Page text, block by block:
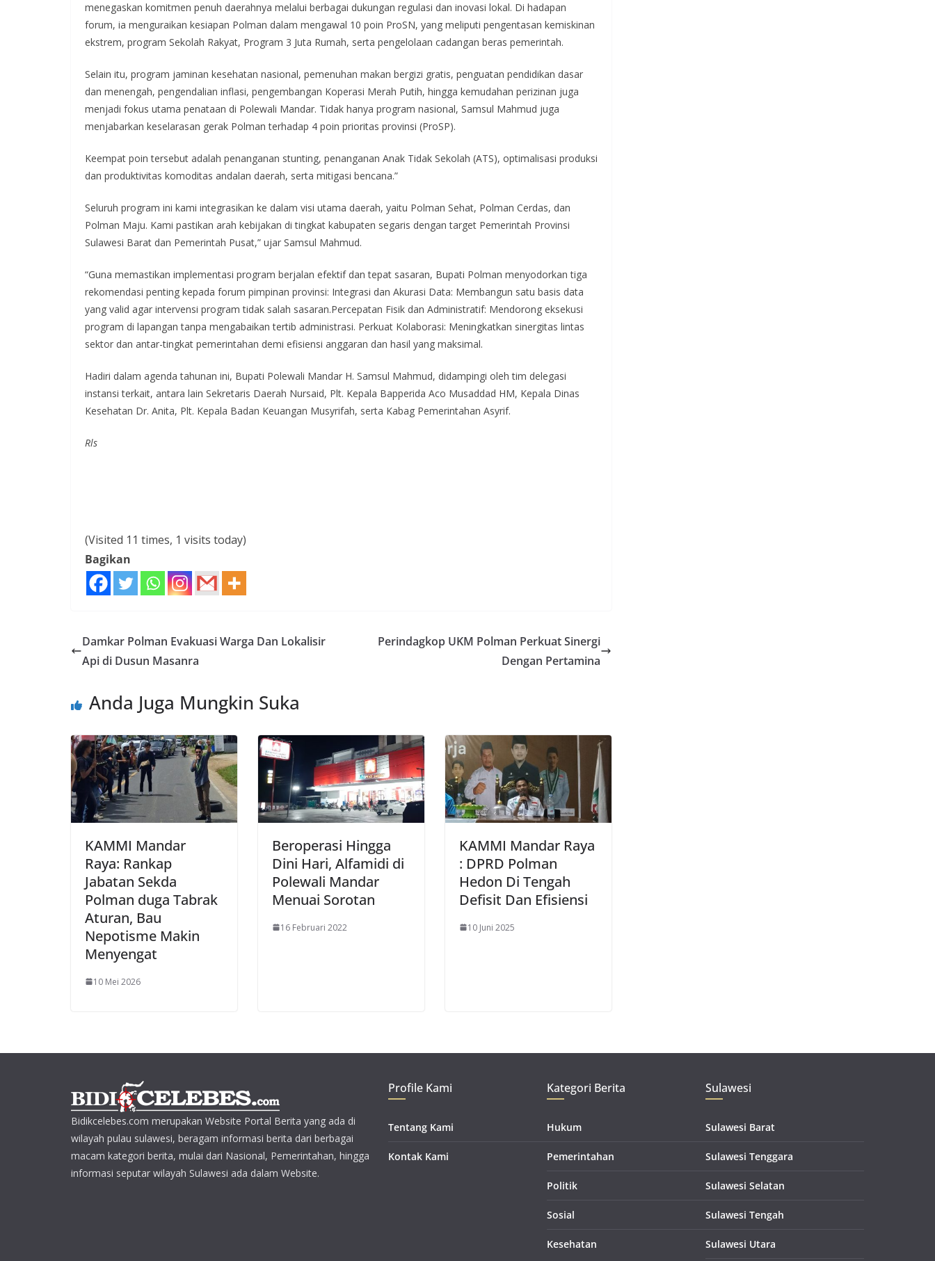
menegaskan komitmen penuh daerahnya melalui berbagai dukungan regulasi dan inovasi lokal. Di hadapan
forum, ia menguraikan kesiapan Polman dalam mengawal 10 poin ProSN, yang meliputi pengentasan kemiskinan
ekstrem, program Sekolah Rakyat, Program 3 Juta Rumah, serta pengelolaan cadangan beras pemerintah.
Selain itu, program jaminan kesehatan nasional, pemenuhan makan bergizi gratis, penguatan pendidikan dasar
dan menengah, pengendalian inflasi, pengembangan Koperasi Merah Putih, hingga kemudahan perizinan juga
menjadi fokus utama penataan di Polewali Mandar. Tidak hanya program nasional, Samsul Mahmud juga
menjabarkan keselarasan gerak Polman terhadap 4 poin prioritas provinsi (ProSP).
Keempat poin tersebut adalah penanganan stunting, penanganan Anak Tidak Sekolah (ATS), optimalisasi produksi
dan produktivitas komoditas andalan daerah, serta mitigasi bencana.”
Seluruh program ini kami integrasikan ke dalam visi utama daerah, yaitu Polman Sehat, Polman Cerdas, dan
Polman Maju. Kami pastikan arah kebijakan di tingkat kabupaten segaris dengan target Pemerintah Provinsi
Sulawesi Barat dan Pemerintah Pusat,” ujar Samsul Mahmud.
“Guna memastikan implementasi program berjalan efektif dan tepat sasaran, Bupati Polman menyodorkan tiga
rekomendasi penting kepada forum pimpinan provinsi: Integrasi dan Akurasi Data: Membangun satu basis data
yang valid agar intervensi program tidak salah sasaran.Percepatan Fisik dan Administratif: Mendorong eksekusi
program di lapangan tanpa mengabaikan tertib administrasi. Perkuat Kolaborasi: Meningkatkan sinergitas lintas
sektor dan antar-tingkat pemerintahan demi efisiensi anggaran dan hasil yang maksimal.
Hadiri dalam agenda tahunan ini, Bupati Polewali Mandar H. Samsul Mahmud, didampingi oleh tim delegasi
instansi terkait, antara lain Sekretaris Daerah Nursaid, Plt. Kepala Bapperida Aco Musaddad HM, Kepala Dinas
Kesehatan Dr. Anita, Plt. Kepala Badan Keuangan Musyrifah, serta Kabag Pemerintahan Asyrif.
Rls
(Visited 11 times, 1 visits today)
Bagikan
Damkar Polman Evakuasi Warga Dan Lokalisir
Api di Dusun Masanra
Perindagkop UKM Polman Perkuat Sinergi
Dengan Pertamina
Anda Juga Mungkin Suka
KAMMI Mandar
Raya: Rankap
Jabatan Sekda
Polman duga Tabrak
Aturan, Bau
Nepotisme Makin
Menyengat
10 Mei 2026
Beroperasi Hingga
Dini Hari, Alfamidi di
Polewali Mandar
Menuai Sorotan
16 Februari 2022
KAMMI Mandar Raya
: DPRD Polman
Hedon Di Tengah
Defisit Dan Efisiensi
10 Juni 2025
Bidikcelebes.com merupakan Website Portal Berita yang ada di
wilayah pulau sulawesi, beragam informasi berita dari berbagai
macam kategori berita, mulai dari Nasional, Pemerintahan, hingga
informasi seputar wilayah Sulawesi ada dalam Website.
Profile Kami
Tentang Kami
Kontak Kami
Kategori Berita
Hukum
Pemerintahan
Politik
Sosial
Kesehatan
Sulawesi
Sulawesi Barat
Sulawesi Tenggara
Sulawesi Selatan
Sulawesi Tengah
Sulawesi Utara